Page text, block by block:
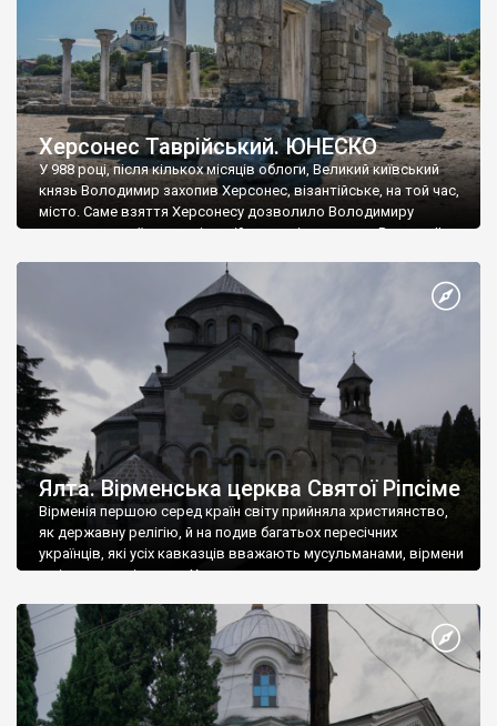
Херсонес Таврійський. ЮНЕСКО
У 988 році, після кількох місяців облоги, Великий київський
князь Володимир захопив Херсонес, візантійське, на той час,
місто. Саме взяття Херсонесу дозволило Володимиру
диктувати свої умови візантійському імператору Василю ІІ, та
Херсонесі Володимир-язичник, став Василем-християнином.
А потім було Хрещення Русі. На честь Херсонесу Таврійського
Ялта. Вірменська церква Святої Ріпсіме
Вірменія першою серед країн світу прийняла християнство,
як державну релігію, й на подив багатьох пересічних
українців, які усіх кавказців вважають мусульманами, вірмени
є відданими вірянами Христа